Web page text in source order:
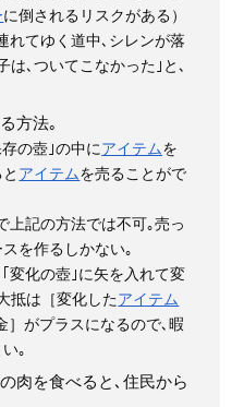
に倒されるリスクがある）
れてゆく道中､シレンが落
は､ついてこなかった｣と､
方法｡
の壺｣の中にアイテムを
アイテムを売ることがで
上記の方法では不可｡売っ
を作るしかない｡
変化の壺｣に矢を入れて変
抵は［変化したアイテム
］がプラスになるので､暇
｡
肉を食べると､住民から